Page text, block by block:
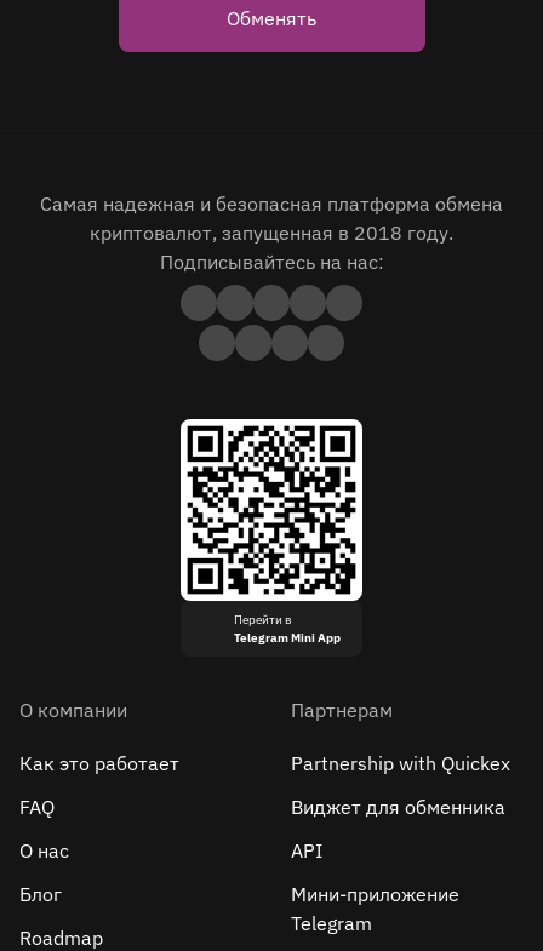
Обменять
Самая надежная и безопасная платформа обмена
криптовалют, запущенная в 2018 году.
Подписывайтесь на нас:
Перейти в
Telegram Mini App
О компании
Как это работает
FAQ
О нас
Блог
Roadmap
Партнерам
Partnership with Quickex
Виджет для обменника
API
Мини-приложение
Telegram